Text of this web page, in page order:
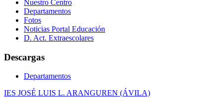
Nuestro Centro
Departamentos
Fotos
Noticias Portal Educación
D. Act. Extraescolares
Descargas
Departamentos
IES JOSÉ LUIS L. ARANGUREN (ÁVILA)